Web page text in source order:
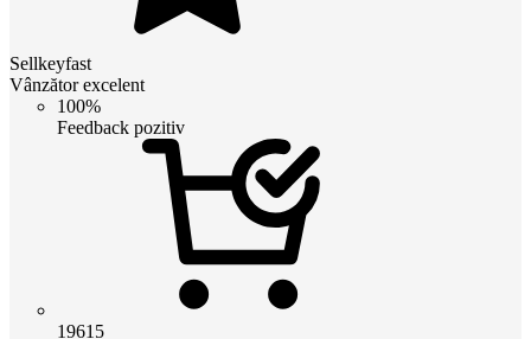
Sellkeyfast
Vânzător excelent
100%
Feedback pozitiv
19615